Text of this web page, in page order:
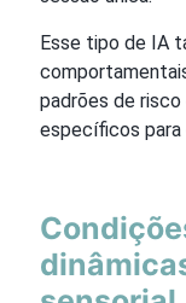
Esse tipo de IA
padrões de
específicos para